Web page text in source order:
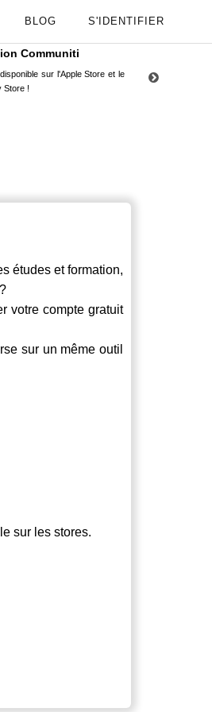
BLOG S'IDENTIFIER
Communiti
sur l'Apple Store et le
Store !
études et formation,
votre compte gratuit
sur un même outil
sur les stores.